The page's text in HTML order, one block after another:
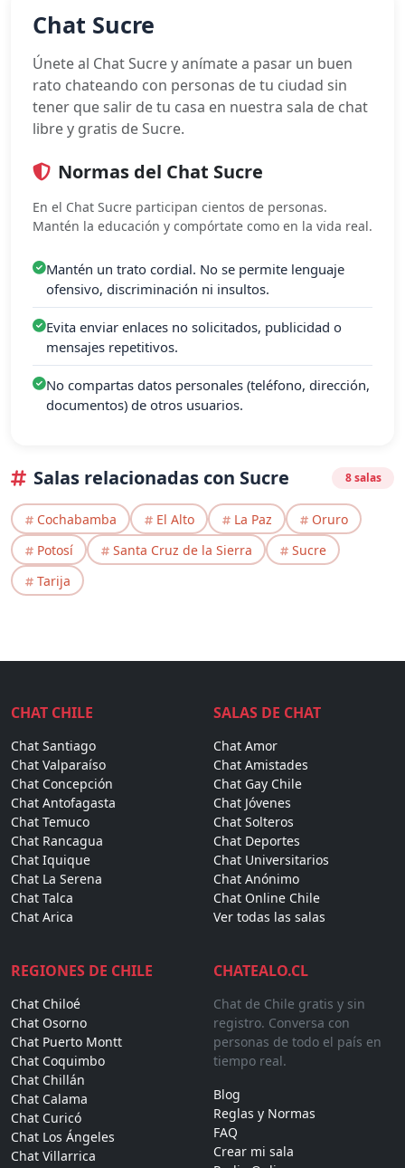
Chat Sucre
Únete al Chat Sucre y anímate a pasar un buen
rato chateando con personas de tu ciudad sin
tener que salir de tu casa en nuestra sala de chat
libre y gratis de Sucre.
Normas del Chat Sucre
En el Chat Sucre participan cientos de personas.
Mantén la educación y compórtate como en la vida real.
Mantén un trato cordial. No se permite lenguaje
ofensivo, discriminación ni insultos.
Evita enviar enlaces no solicitados, publicidad o
mensajes repetitivos.
No compartas datos personales (teléfono, dirección,
documentos) de otros usuarios.
Salas relacionadas con Sucre 8 salas
Cochabamba El Alto La Paz
Oruro
Potosí
Santa Cruz de la Sierra
Sucre
Tarija
CHAT CHILE
Chat Santiago
Chat Valparaíso
Chat Concepción
Chat Antofagasta
Chat Temuco
Chat Rancagua
Chat Iquique
Chat La Serena
Chat Talca
Chat Arica
SALAS DE CHAT
Chat Amor
Chat Amistades
Chat Gay Chile
Chat Jóvenes
Chat Solteros
Chat Deportes
Chat Universitarios
Chat Anónimo
Chat Online Chile
Ver todas las salas
REGIONES DE CHILE
Chat Chiloé
Chat Osorno
Chat Puerto Montt
Chat Coquimbo
Chat Chillán
Chat Calama
Chat Curicó
Chat Los Ángeles
Chat Villarrica
CHATEALO.CL
Chat de Chile gratis y sin
registro. Conversa con
personas de todo el país en
tiempo real.
Blog
Reglas y Normas
FAQ
Crear mi sala